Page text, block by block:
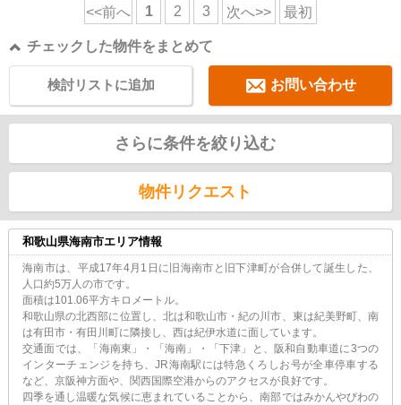
<<前へ 1 2 3 次へ>> 最初
チェックした物件をまとめて
お問い合わせ
検討リストに追加
さらに条件を絞り込む
物件リクエスト
和歌山県海南市エリア情報
海南市は、平成17年4月1日に旧海南市と旧下津町が合併して誕生した、
人口約5万人の市です。
面積は101.06平方キロメートル。
和歌山県の北西部に位置し、北は和歌山市・紀の川市、東は紀美野町、南
は有田市・有田川町に隣接し、西は紀伊水道に面しています。
交通面では、「海南東」・「海南」・「下津」と、阪和自動車道に3つの
インターチェンジを持ち、JR海南駅には特急くろしお号が全車停車する
など、京阪神方面や、関西国際空港からのアクセスが良好です。
四季を通し温暖な気候に恵まれていることから、南部ではみかんやびわの